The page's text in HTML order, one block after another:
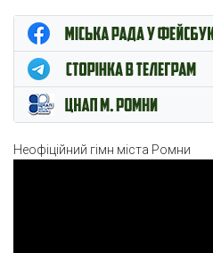
ЦНАП м. Ромни
Неофіційний гімн міста Ромни